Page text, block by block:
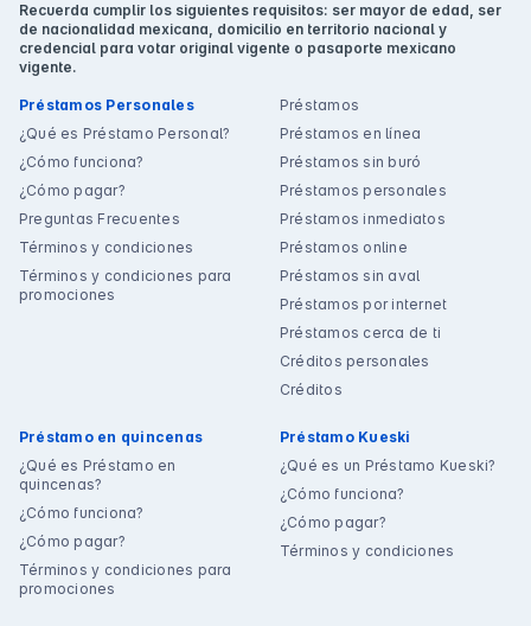
Recuerda cumplir los siguientes requisitos: ser mayor de edad, ser
de nacionalidad mexicana, domicilio en territorio nacional y
credencial para votar original vigente o pasaporte mexicano
vigente.
Préstamos Personales
¿Qué es Préstamo Personal?
¿Cómo funciona?
¿Cómo pagar?
Preguntas Frecuentes
Términos y condiciones
Términos y condiciones para
promociones
Préstamos
Préstamos en línea
Préstamos sin buró
Préstamos personales
Préstamos inmediatos
Préstamos online
Préstamos sin aval
Préstamos por internet
Préstamos cerca de ti
Créditos personales
Créditos
Préstamo en quincenas
¿Qué es Préstamo en
quincenas?
¿Cómo funciona?
¿Cómo pagar?
Términos y condiciones para
promociones
Préstamo Kueski
¿Qué es un Préstamo Kueski?
¿Cómo funciona?
¿Cómo pagar?
Términos y condiciones